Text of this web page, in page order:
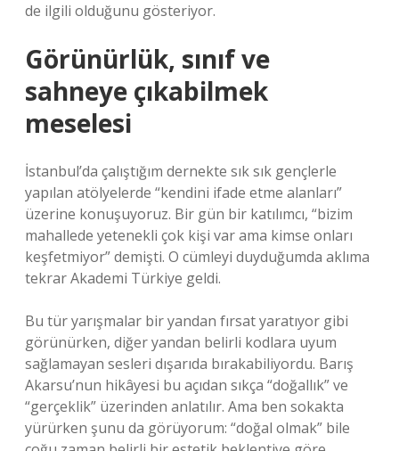
de ilgili olduğunu gösteriyor.
Görünürlük, sınıf ve
sahneye çıkabilmek
meselesi
İstanbul’da çalıştığım dernekte sık sık gençlerle
yapılan atölyelerde “kendini ifade etme alanları”
üzerine konuşuyoruz. Bir gün bir katılımcı, “bizim
mahallede yetenekli çok kişi var ama kimse onları
keşfetmiyor” demişti. O cümleyi duyduğumda aklıma
tekrar Akademi Türkiye geldi.
Bu tür yarışmalar bir yandan fırsat yaratıyor gibi
görünürken, diğer yandan belirli kodlara uyum
sağlamayan sesleri dışarıda bırakabiliyordu. Barış
Akarsu’nun hikâyesi bu açıdan sıkça “doğallık” ve
“gerçeklik” üzerinden anlatılır. Ama ben sokakta
yürürken şunu da görüyorum: “doğal olmak” bile